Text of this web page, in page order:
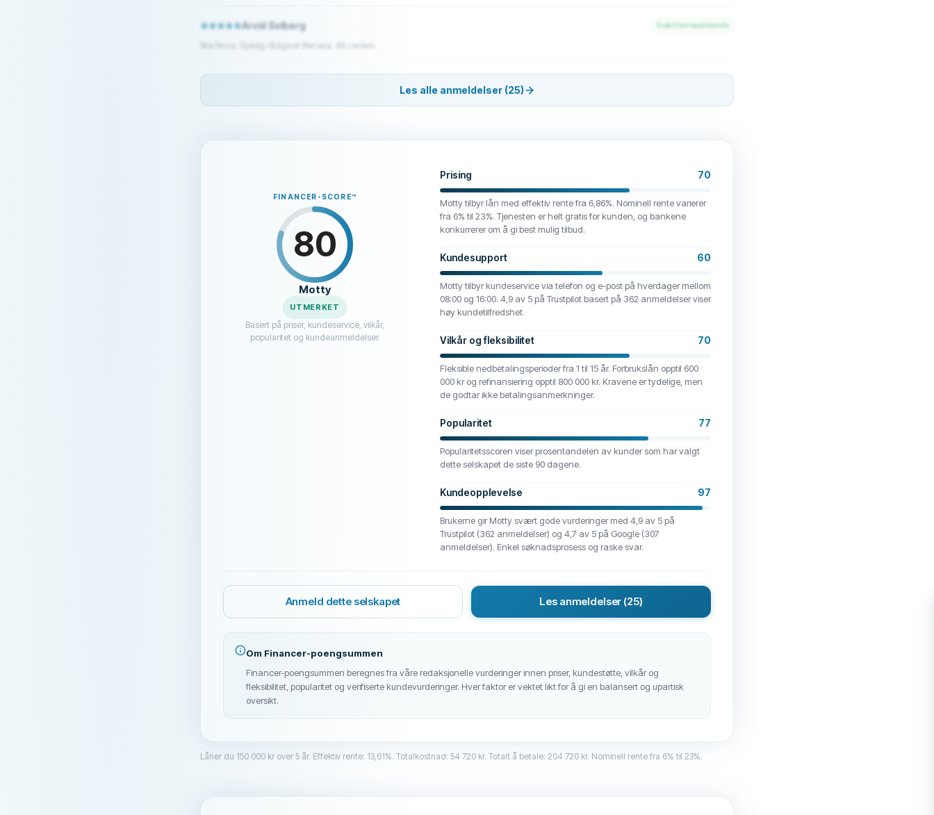
Arvid Solberg Svært fornøyd kunde
Bra firma. Dyktig rådgiver Renata. Alt i orden.
Les alle anmeldelser (25)
FINANCER-SCORE™
80
Motty
UTMERKET
Basert på priser, kundeservice, vilkår,
popularitet og kundeanmeldelser.
Prising 70
Motty tilbyr lån med effektiv rente fra 6,86%. Nominell rente varierer
fra 6% til 23%. Tjenesten er helt gratis for kunden, og bankene
konkurrerer om å gi best mulig tilbud.
Kundesupport 60
Motty tilbyr kundeservice via telefon og e-post på hverdager mellom
08:00 og 16:00. 4,9 av 5 på Trustpilot basert på 362 anmeldelser viser
høy kundetilfredshet.
Vilkår og fleksibilitet 70
Fleksible nedbetalingsperioder fra 1 til 15 år. Forbrukslån opptil 600
000 kr og refinansiering opptil 800 000 kr. Kravene er tydelige, men
de godtar ikke betalingsanmerkninger.
Popularitet 77
Popularitetsscoren viser prosentandelen av kunder som har valgt
dette selskapet de siste 90 dagene.
Kundeopplevelse 97
Brukerne gir Motty svært gode vurderinger med 4,9 av 5 på
Trustpilot (362 anmeldelser) og 4,7 av 5 på Google (307
anmeldelser). Enkel søknadsprosess og raske svar.
Anmeld dette selskapet Les anmeldelser (25)
Om Financer-poengsummen
Financer-poengsummen beregnes fra våre redaksjonelle vurderinger innen priser, kundestøtte, vilkår og
fleksibilitet, popularitet og verifiserte kundevurderinger. Hver faktor er vektet likt for å gi en balansert og upartisk
oversikt.
Låner du 150 000 kr over 5 år. Effektiv rente: 13,61%. Totalkostnad: 54 720 kr. Totalt å betale: 204 720 kr. Nominell rente fra 6% til 23%.